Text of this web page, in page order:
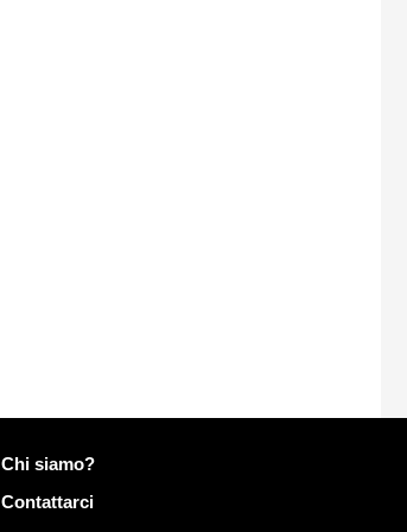
Più informazioni su Mailo
Chi siamo?
Contattarci